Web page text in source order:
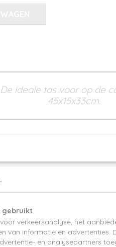
De ideale tas voor op de
45x15x33cm.
gebruikt
verkeersanalyse, het
van informatie en advertenties.
en analysepartners